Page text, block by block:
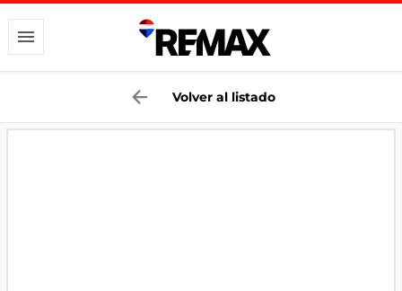
Volver al listado